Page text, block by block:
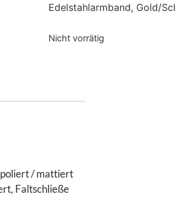
Edelstahlarmband, Gold/
Nicht vorrätig
poliert / mattiert
Faltschließe